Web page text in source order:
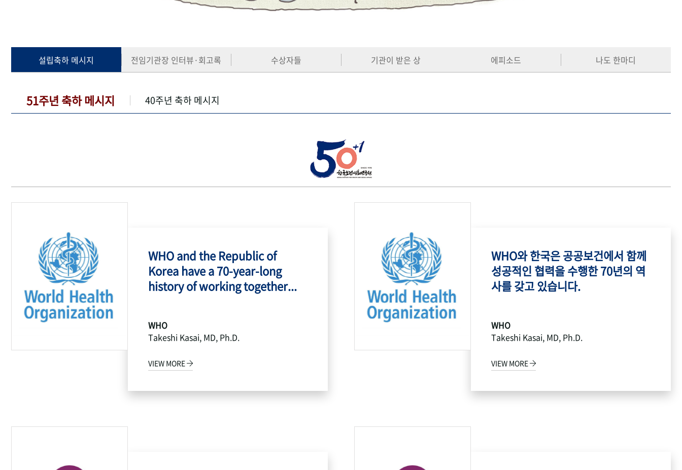
설립축하 메시지 전임기관장 인터뷰·회고록 수상자들 기관이 받은 상 에피소드 나도 한마디
51주년 축하 메시지 40주년 축하 메시지
WHO and the Republic of
Korea have a 70-year-long
history of working together...
WHO
Takeshi Kasai, MD, Ph.D.
VIEW MORE
WHO와 한국은 공공보건에서 함께
성공적인 협력을 수행한 70년의 역
사를 갖고 있습니다.
WHO
Takeshi Kasai, MD, Ph.D.
VIEW MORE